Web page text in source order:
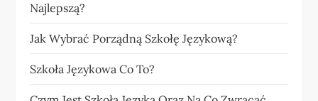
Najlepszą?
Jak Wybrać Porządną Szkołę Językową?
Szkoła Językowa Co To?